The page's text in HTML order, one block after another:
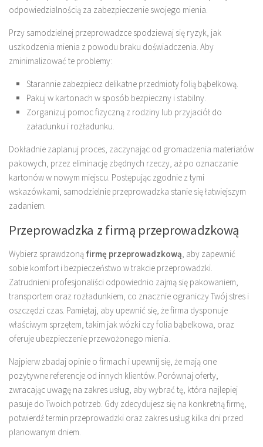
odpowiedzialnością za zabezpieczenie swojego mienia.
Przy samodzielnej przeprowadzce spodziewaj się ryzyk, jak
uszkodzenia mienia z powodu braku doświadczenia. Aby
zminimalizować te problemy:
Starannie zabezpiecz delikatne przedmioty folią bąbelkową.
Pakuj w kartonach w sposób bezpieczny i stabilny.
Zorganizuj pomoc fizyczną z rodziny lub przyjaciół do
załadunku i rozładunku.
Dokładnie zaplanuj proces, zaczynając od gromadzenia materiałów
pakowych, przez eliminację zbędnych rzeczy, aż po oznaczanie
kartonów w nowym miejscu. Postępując zgodnie z tymi
wskazówkami, samodzielnie przeprowadzka stanie się łatwiejszym
zadaniem.
Przeprowadzka z firmą przeprowadzkową
Wybierz sprawdzoną firmę przeprowadzkową, aby zapewnić
sobie komfort i bezpieczeństwo w trakcie przeprowadzki.
Zatrudnieni profesjonaliści odpowiednio zajmą się pakowaniem,
transportem oraz rozładunkiem, co znacznie ograniczy Twój stres i
oszczędzi czas. Pamiętaj, aby upewnić się, że firma dysponuje
właściwym sprzętem, takim jak wózki czy folia bąbelkowa, oraz
oferuje ubezpieczenie przewożonego mienia.
Najpierw zbadaj opinie o firmach i upewnij się, że mają one
pozytywne referencje od innych klientów. Porównaj oferty,
zwracając uwagę na zakres usług, aby wybrać tę, która najlepiej
pasuje do Twoich potrzeb. Gdy zdecydujesz się na konkretną firmę,
potwierdź termin przeprowadzki oraz zakres usług kilka dni przed
planowanym dniem.